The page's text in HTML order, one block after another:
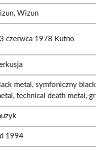
Wizun
czerwca 1978 Kutno
metal, symfoniczny
technical death metal,
1994